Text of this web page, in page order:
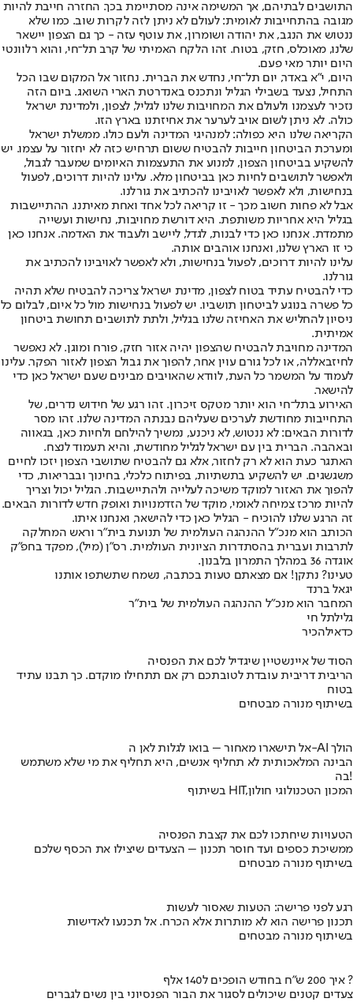
התושבים לבתיהם, אך המשימה אינה מסתיימת בכך. החזרה חייבת להיות
מגובה בהתחייבות לאומית: לעולם לא ניתן לזה לקרות שוב. כמו שלא
ננטוש את הנגב, את יהודה ושומרון, את עוטף עזה - כך גם הצפון יישאר
שלנו, מאוכלס, חזק, בטוח. זהו הלקח האמיתי של קרב תל־חי, והוא רלוונטי
היום יותר מאי פעם.
היום, י"א באדר, יום תל־חי, נחדש את הברית. נחזור אל המקום שבו הכל
התחיל, נצעד בשבילי הגליל ונתכנס באנדרטת הארי השואג. ביום הזה
נזכיר לעצמנו ולעולם את המחויבות שלנו לגליל, לצפון, ולמדינת ישראל
כולה. לא ניתן לשום אויב לערער את אחיזתנו בארץ הזו.
הקריאה שלנו היא כפולה: למנהיגי המדינה ולעם כולו. ממשלת ישראל
ומערכת הביטחון חייבות להבטיח ששום תרחיש כזה לא יחזור על עצמו. יש
להשקיע בביטחון הצפון, למנוע את התעצמות האיומים שמעבר לגבול,
ולאפשר לתושבים לחיות כאן בביטחון מלא. עלינו להיות דרוכים, לפעול
בנחישות, ולא לאפשר לאויבינו להכתיב את גורלנו.
אבל לא פחות חשוב מכך - זו קריאה לכל אחד ואחת מאיתנו. ההתיישבות
בגליל היא אחריות משותפת. היא דורשת מחויבות, נחישות ועשייה
מתמדת. אנחנו כאן כדי לבנות, לגדל, ליישב ולעבוד את האדמה. אנחנו כאן
כי זו הארץ שלנו, ואנחנו אוהבים אותה.
עלינו להיות דרוכים, לפעול בנחישות, ולא לאפשר לאויבינו להכתיב את
גורלנו.
כדי להבטיח עתיד בטוח לצפון, מדינת ישראל צריכה להבטיח שלא תהיה
כל פשרה בנוגע לביטחון תושביו. יש לפעול בנחישות מול כל איום, לבלום כל
ניסיון להחליש את האחיזה שלנו בגליל, ולתת לתושבים תחושת ביטחון
אמיתית.
המדינה מחויבת להבטיח שהצפון יהיה אזור חזק, פורח ומוגן. לא נאפשר
לחיזבאללה, או לכל גורם עוין אחר, להפוך את גבול הצפון לאזור הפקר. עלינו
לעמוד על המשמר כל העת, לוודא שהאויבים מבינים שעם ישראל כאן כדי
להישאר.
האירוע בתל־חי הוא יותר מטקס זיכרון. זהו רגע של חידוש נדרים, של
התחייבות מחודשת לערכים שעליהם נבנתה המדינה שלנו. זהו מסר
לדורות הבאים: לא ננטוש, לא ניכנע, נמשיך להילחם ולחיות כאן, בגאווה
ובאהבה. הברית בין עם ישראל לגליל מחודשת, והיא תעמוד לנצח.
האתגר כעת הוא לא רק לחזור, אלא גם להבטיח שתושבי הצפון יזכו לחיים
משגשגים. יש להשקיע בתשתיות, בפיתוח כלכלי, בחינוך ובבריאות, כדי
להפוך את האזור למוקד משיכה לעלייה ולהתיישבות. הגליל יכול וצריך
להיות מרכז צמיחה לאומי, מוקד של הזדמנויות ואופק חדש לדורות הבאים.
זה הרגע שלנו להוכיח - הגליל כאן כדי להישאר, ואנחנו איתו.
הכותב הוא מנכ"ל ההנהגה העולמית של תנועת בית"ר וראש המחלקה
לתרבות ועברית בהסתדרות הציונית העולמית. רס"ן (מיל), מפקד בחפ"ק
אוגדה 36 במהלך התמרון בלבנון.
טעינו? נתקן! אם מצאתם טעות בכתבה, נשמח שתשתפו אותנו
יגאל ברנד
המחבר הוא מנכ"ל ההנהגה העולמית של בית"ר
גלילתל חי
כדאילהכיר
הסוד של איינשטיין שיגדיל לכם את הפנסיה
הריבית דריבית עובדת לטובתכם רק אם תתחילו מוקדם. כך תבנו עתיד
בטוח
בשיתוף מנורה מבטחים
אל תישארו מאחור – בואו לגלות לאן ה-AI הולך
הבינה המלאכותית לא תחליף אנשים, היא תחליף את מי שלא משתמש
בה!
בשיתוף HIT,המכון הטכנולוגי חולון
הטעויות שיחתכו לכם את קצבת הפנסיה
ממשיכת כספים ועד חוסר תכנון – הצעדים שיצילו את הכסף שלכם
בשיתוף מנורה מבטחים
רגע לפני פרישה: הטעות שאסור לעשות
תכנון פרישה הוא לא מותרות אלא הכרח. אל תכנעו לאדישות
בשיתוף מנורה מבטחים
איך 200 ש"ח בחודש הופכים ל140 אלף ?
צעדים קטנים שיכולים לסגור את הבור הפנסיוני בין נשים לגברים